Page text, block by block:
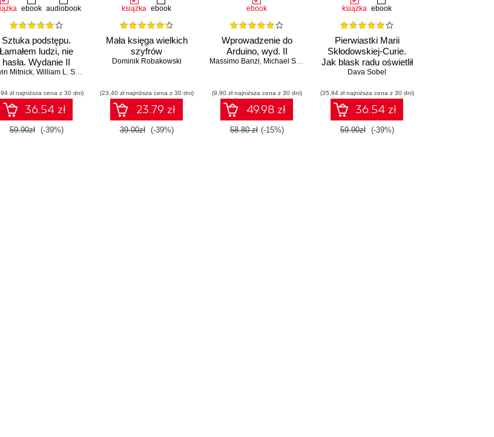
ebook audiobook
Sztuka podstępu.
Łamałem ludzi, nie
hasła. Wydanie II
Mitnick, William L. Simon
zł najniższa cena z 30 dni)
36.54 zł
59.90zł (-39%)
książka ebook
Mała księga wielkich
szyfrów
Dominik Robakowski
(23,40 zł najniższa cena z 30 dni)
23.79 zł
39.00zł (-39%)
ebook
Wprowadzenie do
Arduino, wyd. II
Massimo Banzi, Michael Shiloh
(9,90 zł najniższa cena z 30 dni)
49.98 zł
58.80 zł (-15%)
książka ebook
Pierwiastki Marii
Skłodowskiej-Curie.
Jak blask radu oświetlił
drogę kobietom w
Dava Sobel
(35,94 zł najniższa cena z 30 dni)
36.54 zł
59.90zł (-39%)